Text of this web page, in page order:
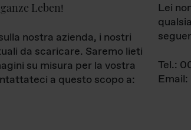
Leben!
nostra azienda, i nostri
da scaricare. Saremo lieti
su misura per la vostra
a questo scopo a:
Lei
Tel.: